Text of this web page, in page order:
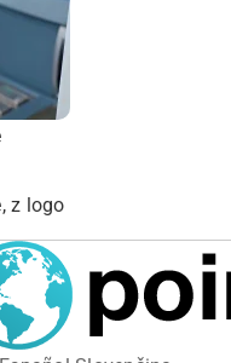
z logo